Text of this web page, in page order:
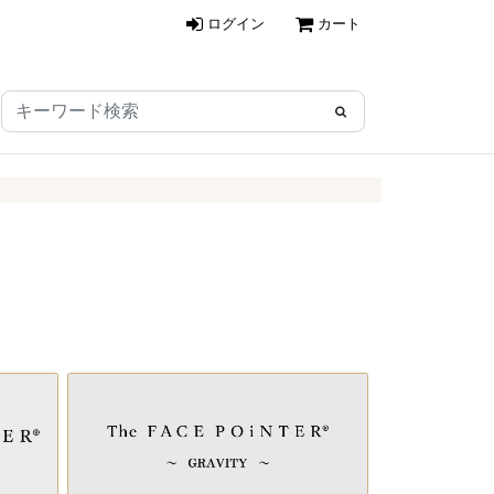
ログイン カート